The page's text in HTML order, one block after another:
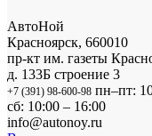
АвтоНой
Красноярск, 660010
пр-кт им. газеты
д. 133Б строение 3
+7 (391) 98-600-98 пн–пт:
сб: 10:00 – 16:00
info@autonoy.ru